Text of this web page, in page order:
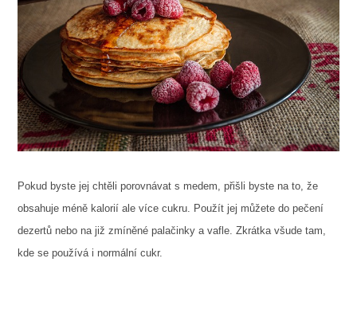
Pokud byste jej chtěli porovnávat s medem, přišli byste na to, že
obsahuje méně kalorií ale více cukru. Použít jej můžete do pečení
dezertů nebo na již zmíněné palačinky a vafle. Zkrátka všude tam,
kde se používá i normální cukr.